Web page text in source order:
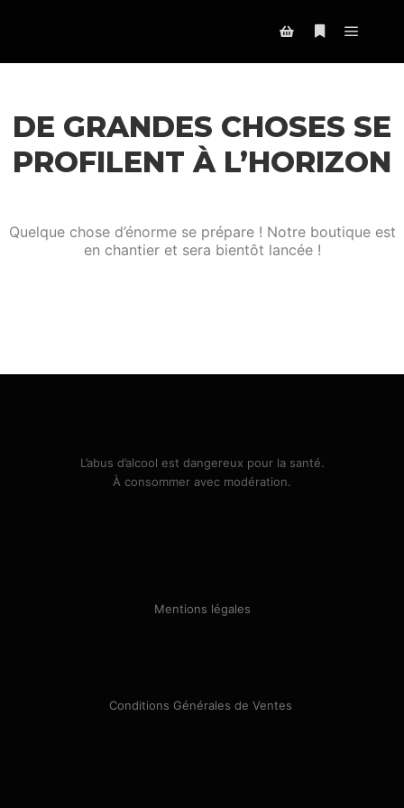
DE GRANDES CHOSES SE
PROFILENT À L’HORIZON
Quelque chose d’énorme se prépare ! Notre boutique est
en chantier et sera bientôt lancée !
L’abus d’alcool est dangereux pour la santé.
À consommer avec modération.
Mentions légales
Conditions Générales de Ventes